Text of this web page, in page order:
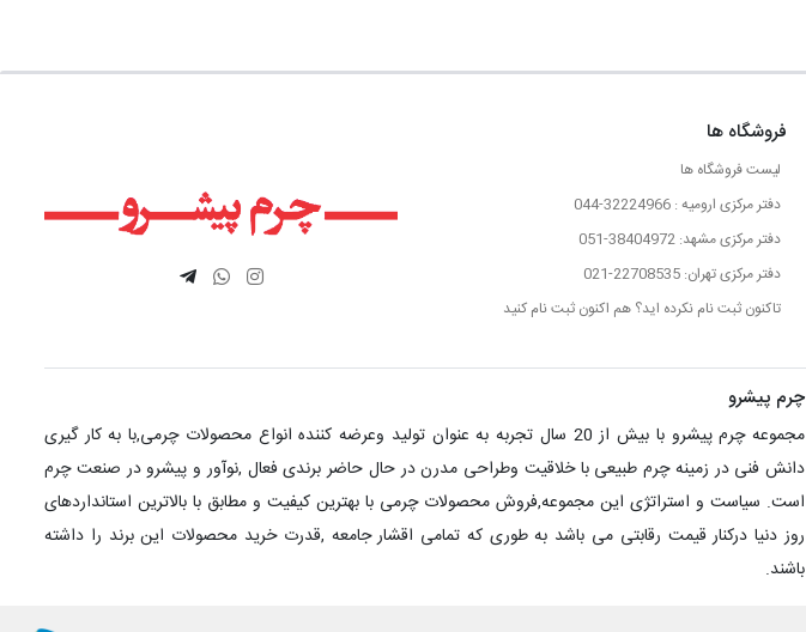
فروشگاه ها
لیست فروشگاه ها
دفتر مرکزی ارومیه : 32224966-044
دفتر مرکزی مشهد: 38404972-051
دفتر مرکزی تهران: 22708535-021
تاکنون ثبت نام نکرده اید؟ هم اکنون ثبت نام کنید
چرم پیشرو
مجموعه چرم پیشرو با بیش از 20 سال تجربه به عنوان تولید وعرضه کننده انواع محصولات چرمی,با به کار گیری
دانش فنی در زمینه چرم طبیعی با خلاقیت وطراحی مدرن در حال حاضر برندی فعال ,نوآور و پیشرو در صنعت چرم
است. سیاست و استراتژی این مجموعه,فروش محصولات چرمی با بهترین کیفیت و مطابق با بالاترین استانداردهای
روز دنیا درکنار قیمت رقابتی می باشد به طوری که تمامی اقشار جامعه ,قدرت خرید محصولات این برند را داشته
باشند.